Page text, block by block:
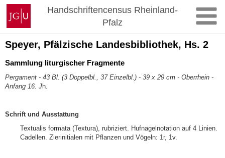
Zum
Inhalt
springen
Johannes
Gutenberg-
Universität
Mainz
Handschriftencensus Rheinland-
Pfalz
Speyer, Pfälzische Landesbibliothek, Hs. 2
Sammlung liturgischer Fragmente
Pergament - 43 Bl. (3 Doppelbl., 37 Einzelbl.) - 39 x 29 cm - Oberrhein -
Anfang 16. Jh.
Schrift und Ausstattung
Textualis formata (Textura), rubriziert. Hufnagelnotation auf 4 Linien.
Cadellen. Zierinitialen mit Pflanzen und Vögeln: 1r, 1v.